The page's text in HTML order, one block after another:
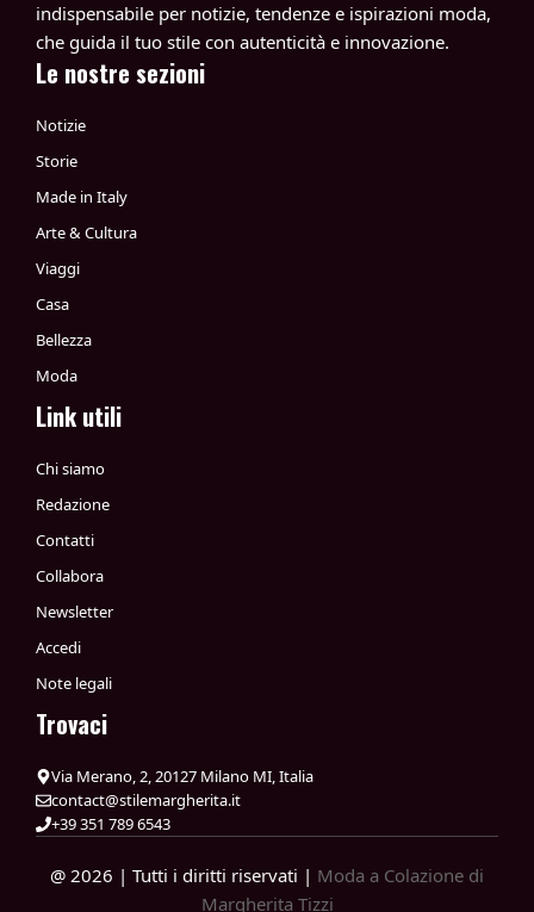
indispensabile per notizie, tendenze e ispirazioni moda,
che guida il tuo stile con autenticità e innovazione.
Le nostre sezioni
Notizie
Storie
Made in Italy
Arte & Cultura
Viaggi
Casa
Bellezza
Moda
Link utili
Chi siamo
Redazione
Contatti
Collabora
Newsletter
Accedi
Note legali
Trovaci
Via Merano, 2, 20127 Milano MI, Italia
contact@stilemargherita.it
+39 351 789 6543
@ 2026 | Tutti i diritti riservati | Moda a Colazione di
Margherita Tizzi